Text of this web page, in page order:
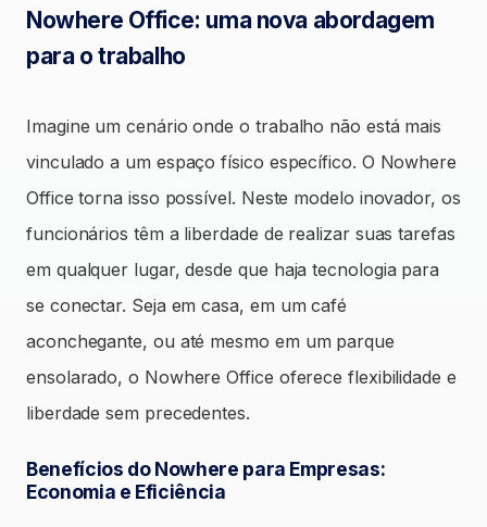
Nowhere Office: uma nova abordagem
para o trabalho
Imagine um cenário onde o trabalho não está mais
vinculado a um espaço físico específico. O Nowhere
Office torna isso possível. Neste modelo inovador, os
funcionários têm a liberdade de realizar suas tarefas
em qualquer lugar, desde que haja tecnologia para
se conectar. Seja em casa, em um café
aconchegante, ou até mesmo em um parque
ensolarado, o Nowhere Office oferece flexibilidade e
liberdade sem precedentes.
Benefícios do Nowhere para Empresas:
Economia e Eficiência